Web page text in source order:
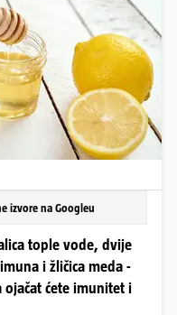
izvore na Googleu
tople vode, dvije
i žličica meda -
ćete imunitet i